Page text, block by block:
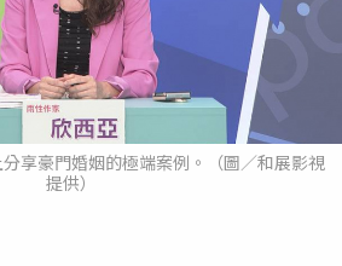
享豪門婚姻的極端案例。（圖／和展影視
提供）